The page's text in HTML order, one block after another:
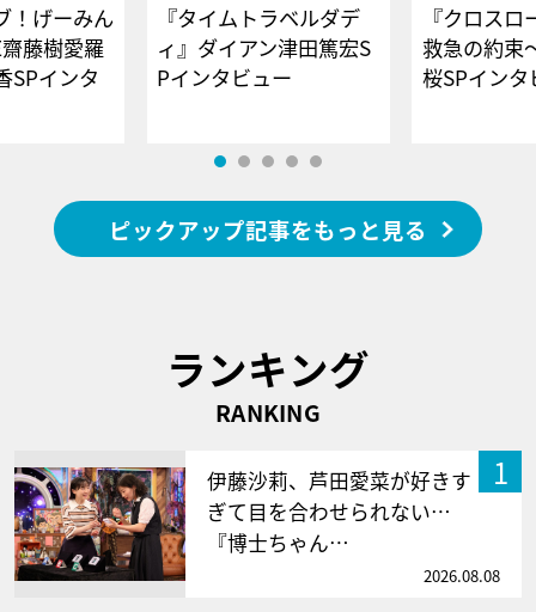
！げーみん
藤樹愛羅
SPインタ
『タイムトラベルダデ
ィ』ダイアン津田篤宏S
Pインタビュー
『クロス
救急の約束
桜SPイ
ピックアップ記事をもっと見る
ランキング
RANKING
1
伊藤沙莉、芦田愛菜が好きす
ぎて目を合わせられない…
『博士ちゃん…
2026.08.08